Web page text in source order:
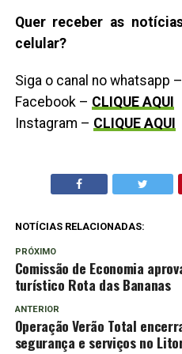
Quer receber as
celular?
Siga o canal no whatsapp –
Facebook – CLIQUE AQUI
Instagram – CLIQUE AQUI
NOTÍCIAS RELACIONADAS:
PRÓXIMO
Comissão de Economia
turístico Rota das Bananas
ANTERIOR
Operação Verão Total
segurança e serviços no